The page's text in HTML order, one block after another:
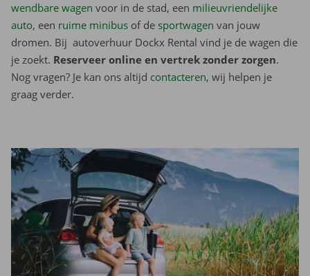
wendbare wagen voor in de stad, een milieuvriendelijke
auto, een ruime minibus of de sportwagen van jouw
dromen. Bij autoverhuur Dockx Rental vind je de wagen die
je zoekt. Reserveer online en vertrek zonder zorgen.
Nog vragen? Je kan ons altijd contacteren, wij helpen je
graag verder.